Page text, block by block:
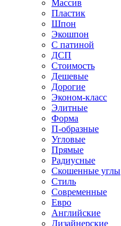
Массив
Пластик
Шпон
Экошпон
С патиной
ДСП
Стоимость
Дешевые
Дорогие
Эконом-класс
Элитные
Форма
П-образные
Угловые
Прямые
Радиусные
Скошенные углы
Стиль
Современные
Евро
Английские
Дизайнерские